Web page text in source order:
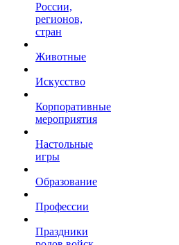
России,
регионов,
стран
Животные
Искусство
Корпоративные
мероприятия
Настольные
игры
Образование
Профессии
Праздники